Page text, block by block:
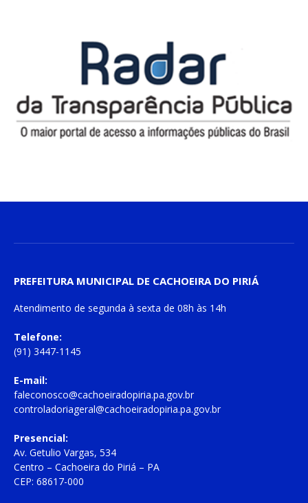
PREFEITURA MUNICIPAL DE CACHOEIRA DO PIRIÁ
Atendimento de segunda à sexta de 08h às 14h
Telefone:
(91) 3447-1145
E-mail:
faleconosco@cachoeiradopiria.pa.gov.br
controladoriageral@cachoeiradopiria.pa.gov.br
Presencial:
Av. Getulio Vargas, 534
Centro – Cachoeira do Piriá – PA
CEP: 68617-000